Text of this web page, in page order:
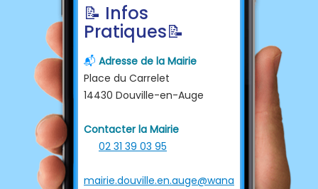
📝 Infos
Pratiques📝
📬 Adresse de la Mairie
Place du Carrelet
14430 Douville-en-Auge
Contacter la Mairie
02 31 39 03 95
mairie.douville.en.auge@wana